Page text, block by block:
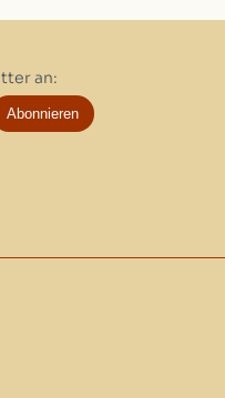
an:
Abonnieren